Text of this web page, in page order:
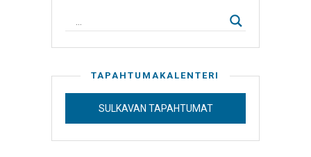
TAPAHTUMAKALENTERI
SULKAVAN TAPAHTUMAT